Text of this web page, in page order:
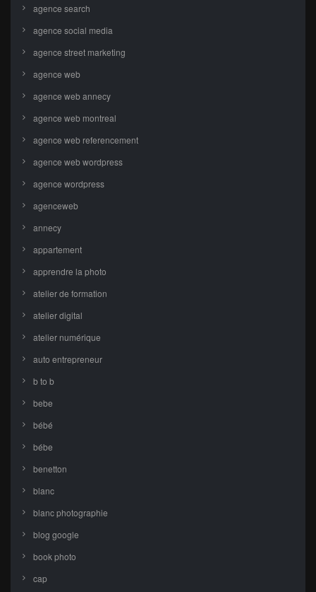
agence search
agence social media
agence street marketing
agence web
agence web annecy
agence web montreal
agence web referencement
agence web wordpress
agence wordpress
agenceweb
annecy
appartement
apprendre la photo
atelier de formation
atelier digital
atelier numérique
auto entrepreneur
b to b
bebe
bébé
bébe
benetton
blanc
blanc photographie
blog google
book photo
cap